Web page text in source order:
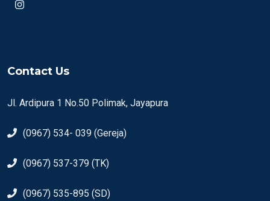
Contact Us
Jl. Ardipura 1 No.50 Polimak, Jayapura
(0967) 534- 039 (Gereja)
(0967) 537-379 (TK)
(0967) 535-895 (SD)